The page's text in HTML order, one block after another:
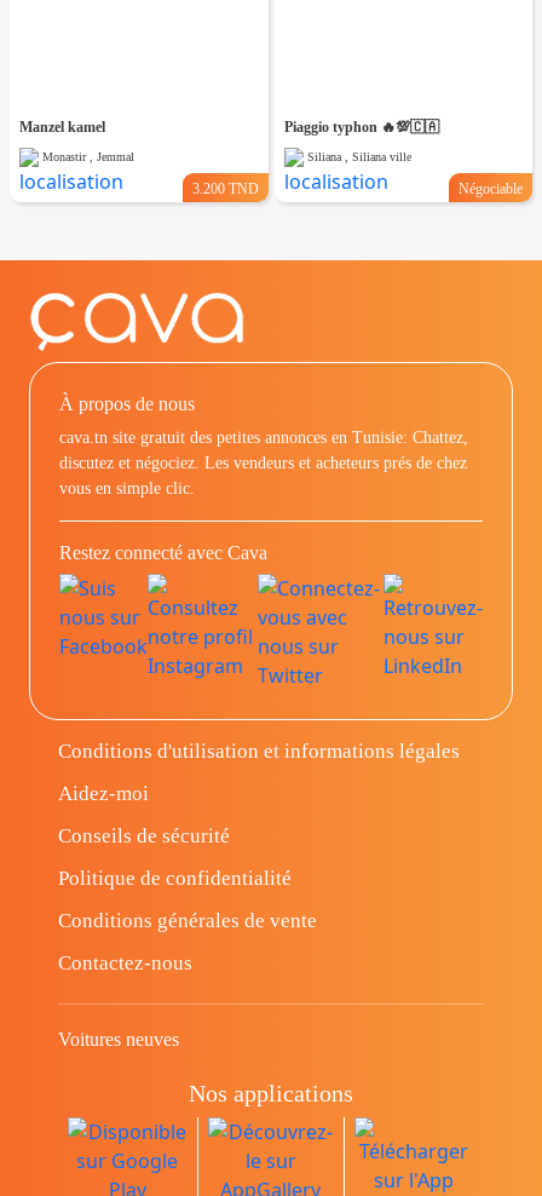
Manzel kamel
Monastir , Jemmal
3.200 TND
Piaggio typhon 🔥💯🇨🇦
Siliana , Siliana ville
Négociable
À propos de nous
cava.tn site gratuit des petites annonces en Tunisie: Chattez,
discutez et négociez. Les vendeurs et acheteurs prés de chez
vous en simple clic.
Restez connecté avec Cava
Conditions d'utilisation et informations légales
Aidez-moi
Conseils de sécurité
Politique de confidentialité
Conditions générales de vente
Contactez-nous
Voitures neuves
Nos applications